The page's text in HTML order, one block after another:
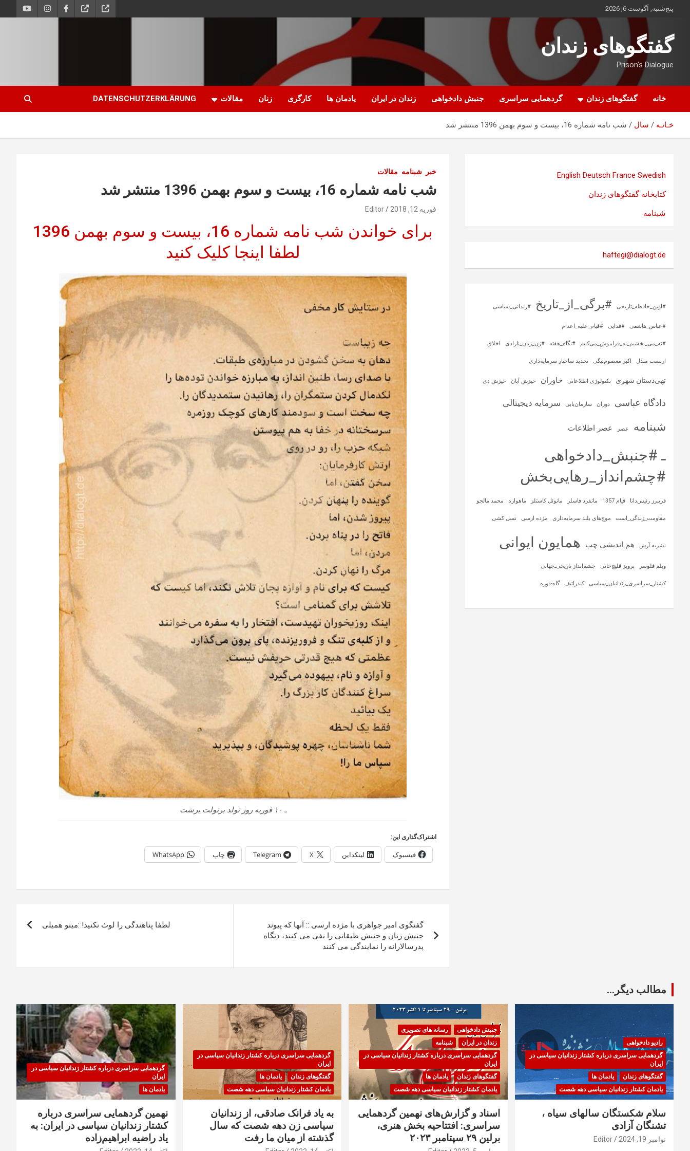
محتوا
پنج‌شنبه, آگوست 6, 2026
گفتگوهای زندان
Prison's Dialogue
خانه گفتگوهای زندان گردهمایی سراسری جنبش دادخواهی زندان در ایران یادمان ها کارگری زنان مقالات DATENSCHUTZERKLÄRUNG
خـانـه سال شب نامه شماره 16، بیست و سوم بهمن 1396 منتشر شد
خبر شبنامه مقالات
شب نامه شماره 16، بیست و سوم بهمن 1396 منتشر شد
فوریه 12, 2018 Editor
برای خواندن شب نامه شماره 16، بیست و سوم بهمن 1396
لطفا اینجا کلیک کنید
ـ ۱۰ فوریه روز تولد برتولت برشت
اشتراک‌گذاری این:
فیسبوک لینکداین X
Telegram چاپ WhatsApp
نوشته
گفتگوی امیر جواهری با مژده ارسی :: آنها که پیوند
جنبش زنان و جنبش طبقاتی را نفی می کنند، دیگاه
پدرسالارانه را نمایندگی می کنند
لطفا پناهندگی را لوث نکنید! :مینو همیلی
English Deutsch France Swedish
کتابخانه گفتگوهای زندان
شبنامه
haftegi@dialogt.de
#اوین_حافظه_تاریخی #برگی_از_تاریخ #زندانی_سیاسی
#عباس_هاشمی #فدایی #قیام_علیه_اعدام
#نه_می_بخشیم_نه_فراموش_می‌کنیم #نگاه_هفته #ژن_ژیان_ئازادی اخلاق
ارنست مندل اکبر معصوم‌بیگی تجدید ساختار سرمایه‌داری
تهی‌دستان شهری تکنولوژی اطلاعاتی خاوران خیزش آبان خیزش دی
دادگاه عباسی دوران سازمان‌یابی سرمایه‌ دیجیتالی
شبنامه عصر عصر اطلاعات
ـ #جنبش_دادخواهی
#چشم‌انداز_رهایی‌بخش
فریبرز رئیس‌دانا قیام 1357 مانفرد فاسلر مانوئل کاستلز ماهواره‌ محمد مالجو
مقاومت_زندگی_است موج‌های بلند سرمایه‌داری مژده ارسی نسل کشی
نشریه آرش هم اندیشی چپ همایون ایوانی
ویلم فلوسر پرویز قلیچ‌خانی چشم‌انداز تاریخی‌ـ‌جهانی
کشتار_سراسری_زندانیان_سیاسی کندراتیف گاه-دوره
مطالب دیگر...
رادیو دادخواهی
گردهمایی سراسری درباره کشتار زندانیان سیاسی در
ایران
گفتگوهای زندان
یادمان ها
یادمان کشتار زندانیان سیاسی دهه شصت
سلام شکستگان سالهای سیاه ،
تشنگان آزادی
نوامبر 19, 2024 Editor
جنبش دادخواهی
رسانه های تصویری
زندان در ایران
شبنامه
گردهمایی سراسری درباره کشتار زندانیان سیاسی در
ایران
گفتگوهای زندان
یادمان ها
یادمان کشتار زندانیان سیاسی دهه شصت
اسناد و گزارش‌های نهمین گردهمایی
سراسری: افتتاحیه بخش هنری،
برلین ۲۹ سپتامبر ۲۰۲۳
گردهمایی سراسری درباره کشتار زندانیان سیاسی در
ایران
گفتگوهای زندان
یادمان ها
یادمان کشتار زندانیان سیاسی دهه شصت
به یاد فرانک صادقی، از زندانیان
سیاسی زن دهه شصت که سال
گذشته از میان ما رفت
گردهمایی سراسری درباره کشتار زندانیان سیاسی در
ایران
یادمان ها
نهمین گردهمایی سراسری درباره
کشتار زندانیان سیاسی در ایران: به
یاد راضیه ابراهیم‌زاده